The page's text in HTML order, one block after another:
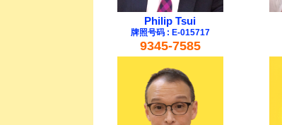
Philip Tsui
牌照号码 : E-015717
9345-7585